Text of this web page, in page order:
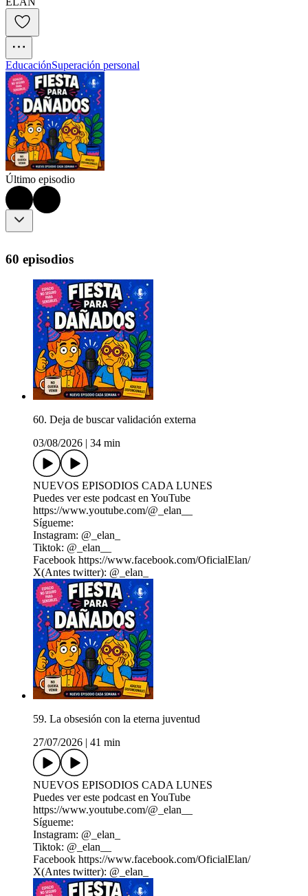
EducaciónSuperación personal
Último episodio
60 episodios
60. Deja de buscar validación externa
03/08/2026
34 min
NUEVOS EPISODIOS CADA LUNES
Puedes ver este podcast en YouTube
https://www.youtube.com/@_elan__
Sígueme:
Instagram: @_elan_
Tiktok: @_elan__
Facebook ⁠https://www.facebook.com/OficialElan/⁠
X(Antes twitter): @_elan_
59. La obsesión con la eterna juventud
27/07/2026
41 min
NUEVOS EPISODIOS CADA LUNES
Puedes ver este podcast en YouTube
https://www.youtube.com/@_elan__
Sígueme:
Instagram: @_elan_
Tiktok: @_elan__
Facebook ⁠https://www.facebook.com/OficialElan/⁠
X(Antes twitter): @_elan_